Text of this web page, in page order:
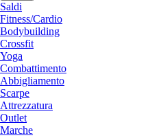
Saldi
Fitness/Cardio
Bodybuilding
Crossfit
Yoga
Combattimento
Abbigliamento
Scarpe
Attrezzatura
Outlet
Marche